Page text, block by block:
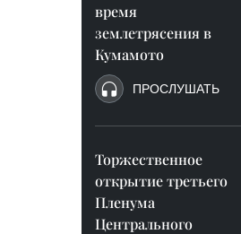
время
землетрясения в
Кумамото
ПРОСЛУШАТЬ
Торжественное
открытие третьего
Пленума
Центрального